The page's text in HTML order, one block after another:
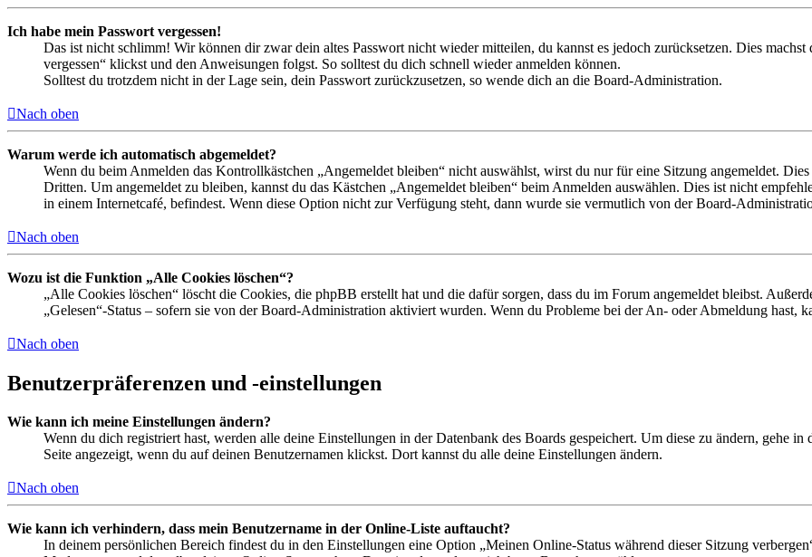
Ich habe mein Passwort vergessen!
Das ist nicht schlimm! Wir können dir zwar dein altes Passwort nicht wieder mitteilen, du kannst es jedoch zurücksetzen. Dies
vergessen“ klickst und den Anweisungen folgst. So solltest du dich schnell wieder anmelden können.
Solltest du trotzdem nicht in der Lage sein, dein Passwort zurückzusetzen, so wende dich an die Board-Administration.
Nach oben
Warum werde ich automatisch abgemeldet?
Wenn du beim Anmelden das Kontrollkästchen „Angemeldet bleiben“ nicht auswählst, wirst du nur für eine Sitzung angemeldet.
Dritten. Um angemeldet zu bleiben, kannst du das Kästchen „Angemeldet bleiben“ beim Anmelden auswählen. Dies ist nicht
in einem Internetcafé, befindest. Wenn diese Option nicht zur Verfügung steht, dann wurde sie vermutlich von der Board-
Nach oben
Wozu ist die Funktion „Alle Cookies löschen“?
„Alle Cookies löschen“ löscht die Cookies, die phpBB erstellt hat und die dafür sorgen, dass du im Forum angemeldet bleibst.
„Gelesen“-Status – sofern sie von der Board-Administration aktiviert wurden. Wenn du Probleme bei der An- oder Abmeldung hast,
Nach oben
Benutzerpräferenzen und -einstellungen
Wie kann ich meine Einstellungen ändern?
Wenn du dich registriert hast, werden alle deine Einstellungen in der Datenbank des Boards gespeichert. Um diese zu ändern, gehe
Seite angezeigt, wenn du auf deinen Benutzernamen klickst. Dort kannst du alle deine Einstellungen ändern.
Nach oben
Wie kann ich verhindern, dass mein Benutzername in der Online-Liste auftaucht?
In deinem persönlichen Bereich findest du in den Einstellungen eine Option „Meinen Online-Status während dieser Sitzung